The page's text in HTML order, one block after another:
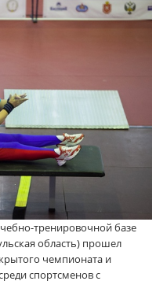
тренировочной базе
область) прошел
чемпионата и
спортсменов с